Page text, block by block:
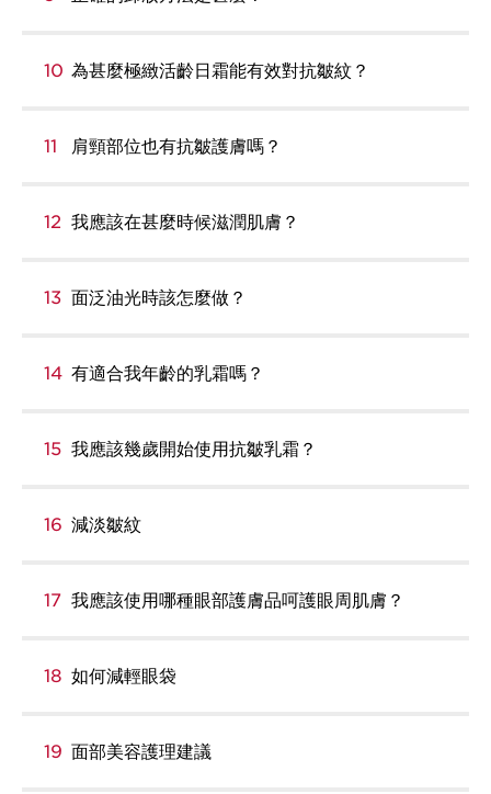
10 為甚麼極緻活齡日霜能有效對抗皺紋？
11 肩頸部位也有抗皺護膚嗎？
12 我應該在甚麼時候滋潤肌膚？
13 面泛油光時該怎麼做？
14 有適合我年齡的乳霜嗎？
15 我應該幾歲開始使用抗皺乳霜？
16 減淡皺紋
17 我應該使用哪種眼部護膚品呵護眼周肌膚？
18 如何減輕眼袋
19 面部美容護理建議